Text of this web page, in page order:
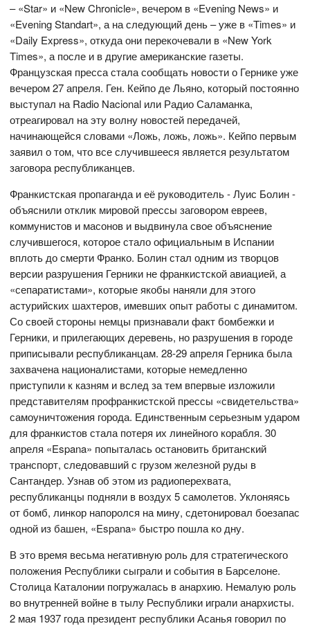
– «Star» и «New Chronicle», вечером в «Evening News» и
«Evening Standart», а на следующий день – уже в «Times» и
«Daily Express», откуда они перекочевали в «New York
Times», а после и в другие американские газеты.
Французская пресса стала сообщать новости о Гернике уже
вечером 27 апреля. Ген. Кейпо де Льяно, который постоянно
выступал на Radio Nacional или Радио Саламанка,
отреагировал на эту волну новостей передачей,
начинающейся словами «Ложь, ложь, ложь». Кейпо первым
заявил о том, что все случившееся является результатом
заговора республиканцев.
Франкистская пропаганда и её руководитель - Луис Болин -
объяснили отклик мировой прессы заговором евреев,
коммунистов и масонов и выдвинула свое объяснение
случившегося, которое стало официальным в Испании
вплоть до смерти Франко. Болин стал одним из творцов
версии разрушения Герники не франкистской авиацией, а
«сепаратистами», которые якобы наняли для этого
астурийских шахтеров, имевших опыт работы с динамитом.
Со своей стороны немцы признавали факт бомбежки и
Герники, и прилегающих деревень, но разрушения в городе
приписывали республиканцам. 28-29 апреля Герника была
захвачена националистами, которые немедленно
приступили к казням и вслед за тем впервые изложили
представителям профранкистской прессы «свидетельства»
самоуничтожения города. Единственным серьезным ударом
для франкистов стала потеря их линейного корабля. 30
апреля «Espana» попыталась остановить британский
транспорт, следовавший с грузом железной руды в
Сантандер. Узнав об этом из радиоперехвата,
республиканцы подняли в воздух 5 самолетов. Уклоняясь
от бомб, линкор напоролся на мину, сдетонировал боезапас
одной из башен, «Espana» быстро пошла ко дну.
В это время весьма негативную роль для стратегического
положения Республики сыграли и события в Барселоне.
Столица Каталонии погружалась в анархию. Немалую роль
во внутренней войне в тылу Республики играли анархисты.
2 мая 1937 года президент республики Асанья говорил по